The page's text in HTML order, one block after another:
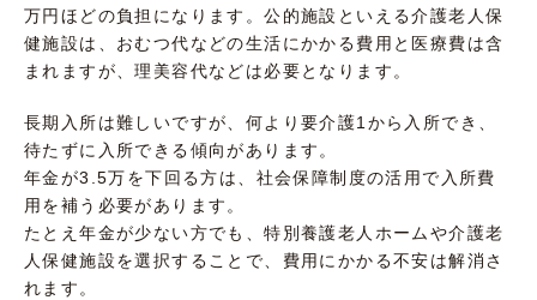
万円ほどの負担になります。公的施設といえる介護老人保
健施設は、おむつ代などの生活にかかる費用と医療費は含
まれますが、理美容代などは必要となります。
長期入所は難しいですが、何より要介護1から入所でき、
待たずに入所できる傾向があります。
年金が3.5万を下回る方は、社会保障制度の活用で入所費
用を補う必要があります。
たとえ年金が少ない方でも、特別養護老人ホームや介護老
人保健施設を選択することで、費用にかかる不安は解消さ
れます。